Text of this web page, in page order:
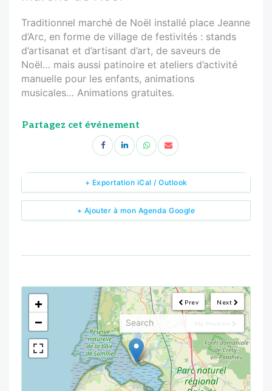
Traditionnel marché de Noël installé place Jeanne
d’Arc, en forme de village de festivités : stands
d’artisanat et d’artisant d’art, de saveurs de
Noël… mais aussi patinoire et ateliers d’activité
manuelle pour les enfants, animations
musicales… Animations gratuites.
Partagez cet événement
+ Ajouter à mon Agenda Google
+ Exportation iCal / Outlook
Next
Prev
My Position
<!---->
+
−